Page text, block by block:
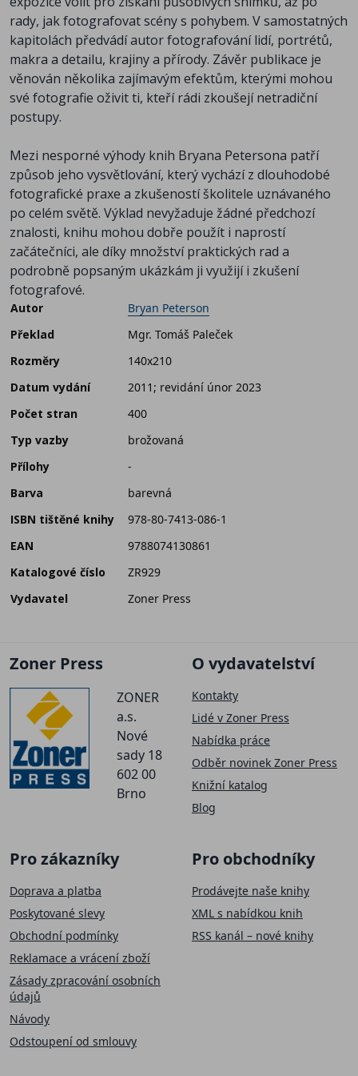
rady, jak fotografovat scény s pohybem. V samostatných
kapitolách předvádí autor fotografování lidí, portrétů,
makra a detailu, krajiny a přírody. Závěr publikace je
věnován několika zajímavým efektům, kterými mohou
své fotografie oživit ti, kteří rádi zkoušejí netradiční
postupy.
Mezi nesporné výhody knih Bryana Petersona patří
způsob jeho vysvětlování, který vychází z dlouhodobé
fotografické praxe a zkušeností školitele uznávaného
po celém světě. Výklad nevyžaduje žádné předchozí
znalosti, knihu mohou dobře použít i naprostí
začátečníci, ale díky množství praktických rad a
podrobně popsaným ukázkám ji využijí i zkušení
fotografové.
Autor
Bryan Peterson
Překlad
Mgr. Tomáš Paleček
Rozměry
140x210
Datum vydání
2011; revidání únor 2023
Počet stran
400
Typ vazby
brožovaná
Přílohy
-
Barva
barevná
ISBN tištěné knihy
978-80-7413-086-1
EAN
9788074130861
Katalogové číslo
ZR929
Vydavatel
Zoner Press
Zoner Press
ZONER
a.s.
Nové
sady 18
602 00
Brno
O vydavatelství
Kontakty
Lidé v Zoner Press
Nabídka práce
Odběr novinek Zoner Press
Knižní katalog
Blog
Pro zákazníky
Doprava a platba
Poskytované slevy
Obchodní podmínky
Reklamace a vrácení zboží
Zásady zpracování osobních
údajů
Návody
Odstoupení od smlouvy
Pro obchodníky
Prodávejte naše knihy
XML s nabídkou knih
RSS kanál – nové knihy